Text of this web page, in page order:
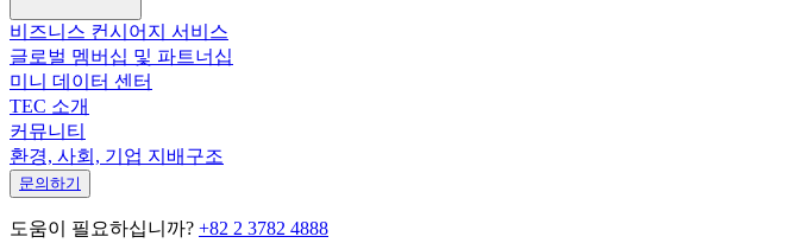
비즈니스 컨시어지 서비스
글로벌 멤버십 및 파트너십
미니 데이터 센터
TEC 소개
커뮤니티
환경, 사회, 기업 지배구조
문의하기
도움이 필요하십니까? +82 2 3782 4888